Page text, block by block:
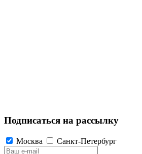
Подписаться на рассылку
Москва Санкт-Петербург